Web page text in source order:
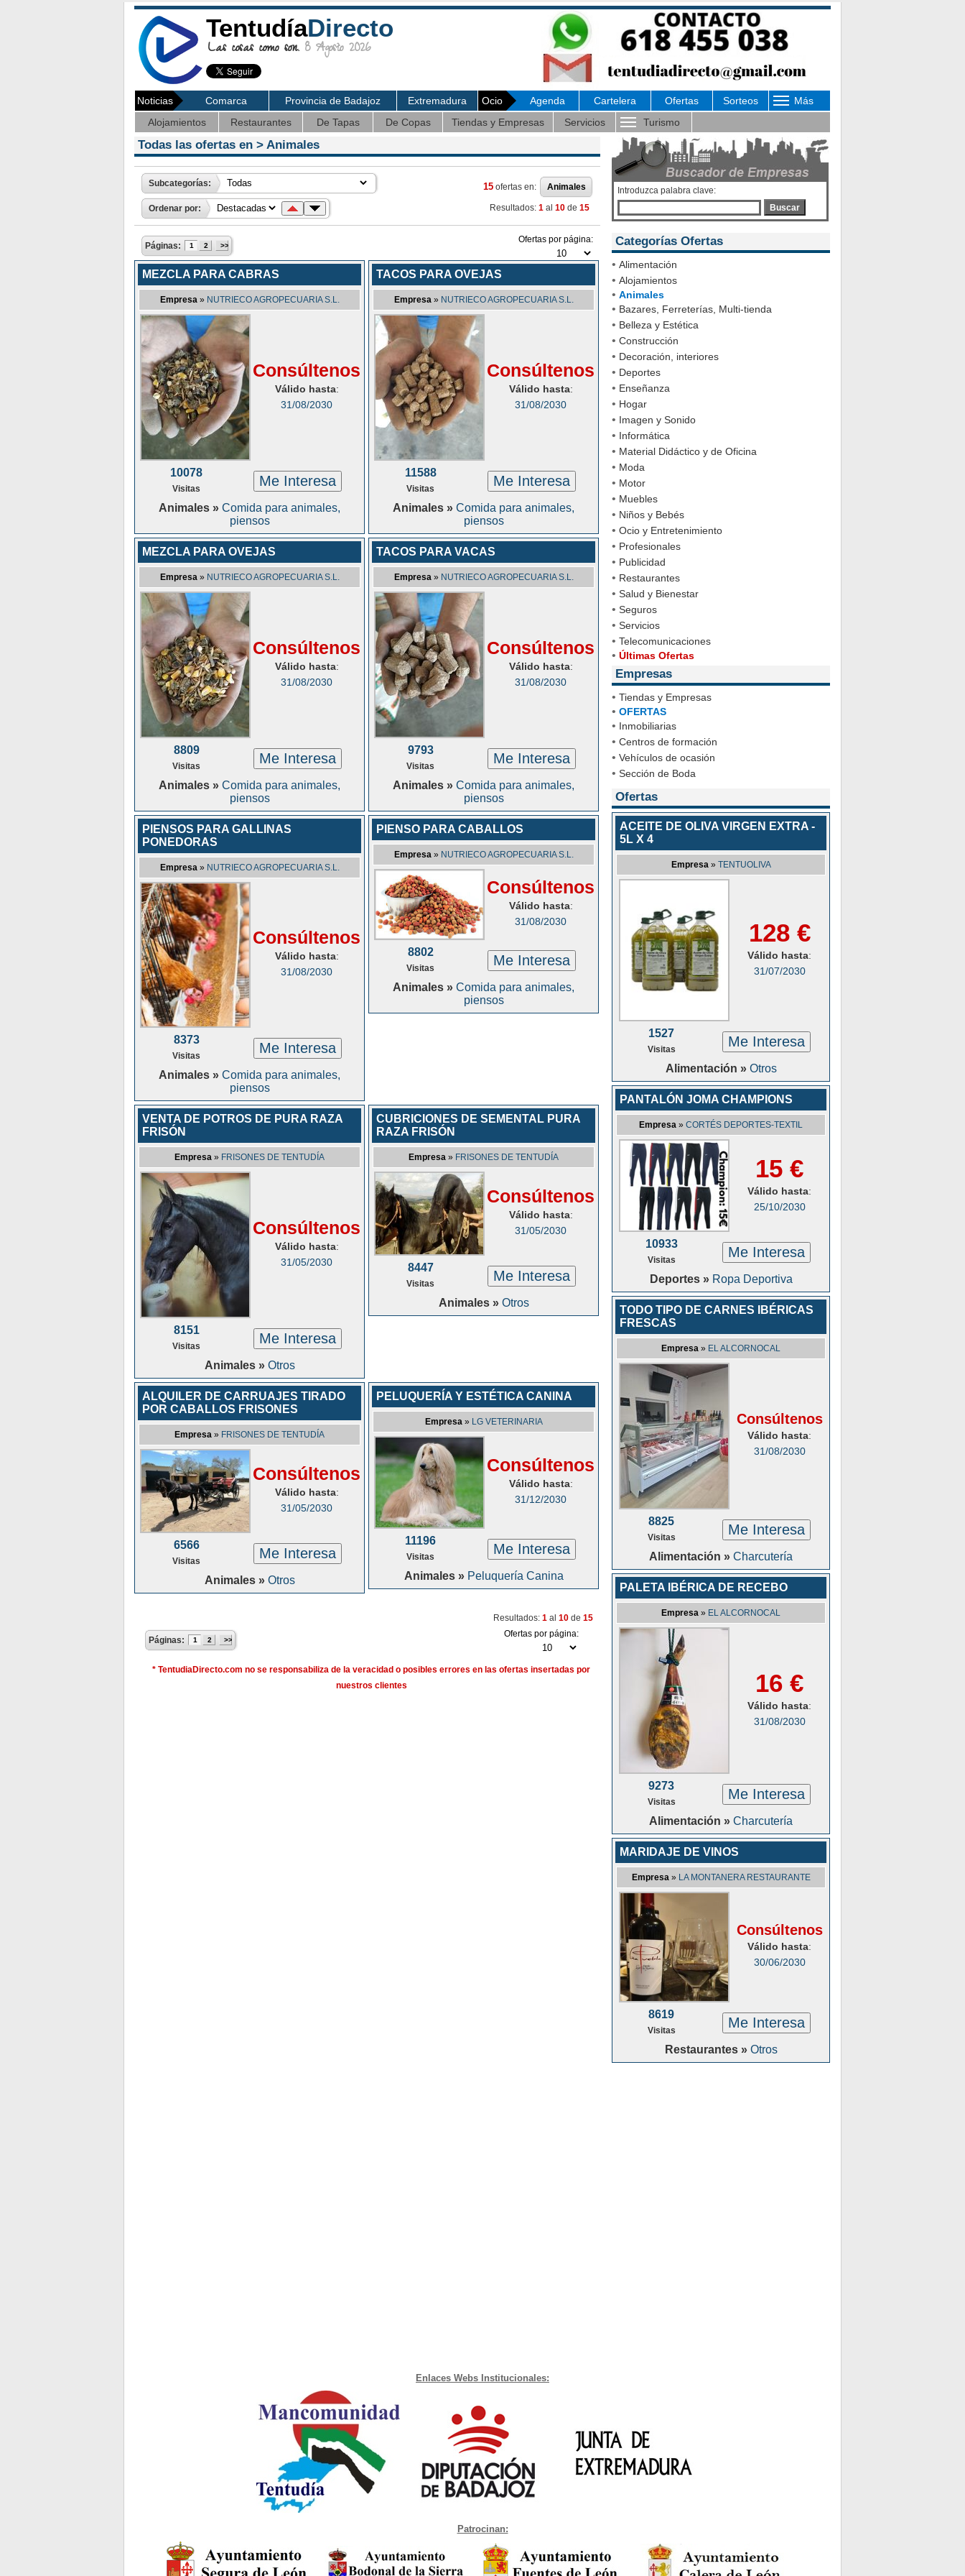
TentudíaDirecto
Las cosas como son. 8 Agosto 2026
Noticias Comarca Provincia de Badajoz Extremadura Ocio Agenda Cartelera Ofertas Sorteos
Más
Alojamientos
Restaurantes De Tapas De Copas Tiendas y Empresas Servicios Turismo
Todas las ofertas en > Animales
Subcategorías:
Ordenar por:
15 ofertas en: Animales
Resultados: 1 al 10 de 15
Páginas: 1 2 >>
Ofertas por página:
MEZCLA PARA CABRAS
Empresa» NUTRIECO AGROPECUARIA S.L.
Consúltenos
Válido hasta:
31/08/2030
10078
Visitas Me Interesa
Animales » Comida para animales,
piensos
TACOS PARA OVEJAS
Empresa» NUTRIECO AGROPECUARIA S.L.
Consúltenos
Válido hasta:
31/08/2030
11588
Visitas Me Interesa
Animales » Comida para animales,
piensos
MEZCLA PARA OVEJAS
Empresa» NUTRIECO AGROPECUARIA S.L.
Consúltenos
Válido hasta:
31/08/2030
8809
Visitas Me Interesa
Animales » Comida para animales,
piensos
TACOS PARA VACAS
Empresa» NUTRIECO AGROPECUARIA S.L.
Consúltenos
Válido hasta:
31/08/2030
9793
Visitas Me Interesa
Animales » Comida para animales,
piensos
PIENSOS PARA GALLINAS
PONEDORAS
Empresa» NUTRIECO AGROPECUARIA S.L.
Consúltenos
Válido hasta:
31/08/2030
8373
Visitas Me Interesa
Animales » Comida para animales,
piensos
PIENSO PARA CABALLOS
Empresa» NUTRIECO AGROPECUARIA S.L.
Consúltenos
Válido hasta:
31/08/2030
8802
Visitas Me Interesa
Animales » Comida para animales,
piensos
VENTA DE POTROS DE PURA RAZA
FRISÓN
Empresa » FRISONES DE TENTUDÍA
Consúltenos
Válido hasta:
31/05/2030
8151
Visitas Me Interesa
Animales » Otros
CUBRICIONES DE SEMENTAL PURA
RAZA FRISÓN
Empresa » FRISONES DE TENTUDÍA
Consúltenos
Válido hasta:
31/05/2030
8447
Visitas Me Interesa
Animales » Otros
ALQUILER DE CARRUAJES TIRADO
POR CABALLOS FRISONES
Empresa » FRISONES DE TENTUDÍA
Consúltenos
Válido hasta:
31/05/2030
6566
Visitas Me Interesa
Animales » Otros
PELUQUERÍA Y ESTÉTICA CANINA
Empresa» LG VETERINARIA
Consúltenos
Válido hasta:
31/12/2030
11196
Visitas Me Interesa
Animales » Peluquería Canina
Resultados: 1 al 10 de 15
Páginas: 1 2 >>
Ofertas por página:
* TentudiaDirecto.com no se responsabiliza de la veracidad o posibles errores en las ofertas insertadas por
nuestros clientes
Introduzca palabra clave:
Buscar
Categorías Ofertas
• Alimentación
• Alojamientos
• Animales
• Bazares, Ferreterías, Multi-tienda
• Belleza y Estética
• Construcción
• Decoración, interiores
• Deportes
• Enseñanza
• Hogar
• Imagen y Sonido
• Informática
• Material Didáctico y de Oficina
• Moda
• Motor
• Muebles
• Niños y Bebés
• Ocio y Entretenimiento
• Profesionales
• Publicidad
• Restaurantes
• Salud y Bienestar
• Seguros
• Servicios
• Telecomunicaciones
• Últimas Ofertas
Empresas
• Tiendas y Empresas
• OFERTAS
• Inmobiliarias
• Centros de formación
• Vehículos de ocasión
• Sección de Boda
Ofertas
ACEITE DE OLIVA VIRGEN EXTRA -
5L X 4
Empresa» TENTUOLIVA
128 €
Válido hasta:
31/07/2030
1527
Visitas Me Interesa
Alimentación » Otros
PANTALÓN JOMA CHAMPIONS
Empresa » CORTÉS DEPORTES-TEXTIL
15 €
Válido hasta:
25/10/2030
10933
Visitas Me Interesa
Deportes » Ropa Deportiva
TODO TIPO DE CARNES IBÉRICAS
FRESCAS
Empresa » EL ALCORNOCAL
Consúltenos
Válido hasta:
31/08/2030
8825
Visitas Me Interesa
Alimentación » Charcutería
PALETA IBÉRICA DE RECEBO
Empresa » EL ALCORNOCAL
16 €
Válido hasta:
31/08/2030
9273
Visitas Me Interesa
Alimentación » Charcutería
MARIDAJE DE VINOS
Empresa» LA MONTANERA RESTAURANTE
Consúltenos
Válido hasta:
30/06/2030
8619
Visitas Me Interesa
Restaurantes » Otros
Enlaces Webs Institucionales:
Patrocinan: